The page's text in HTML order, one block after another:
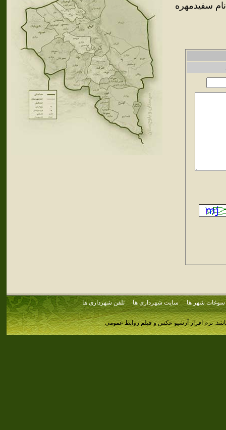
سفيدمهره
سوغات شهر ها سایت شهرداری ها تلفن شهرداری ها
نرم افزار آرشیو عکس و فیلم روابط عمومی